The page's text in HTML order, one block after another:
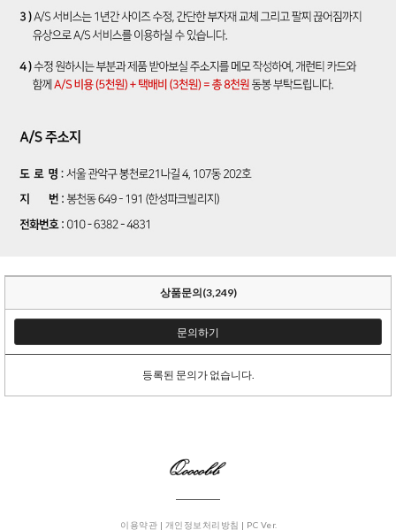
상품문의(3,249)
문의하기
등록된 문의가 없습니다.
이용약관 | 개인정보처리방침 | PC Ver.